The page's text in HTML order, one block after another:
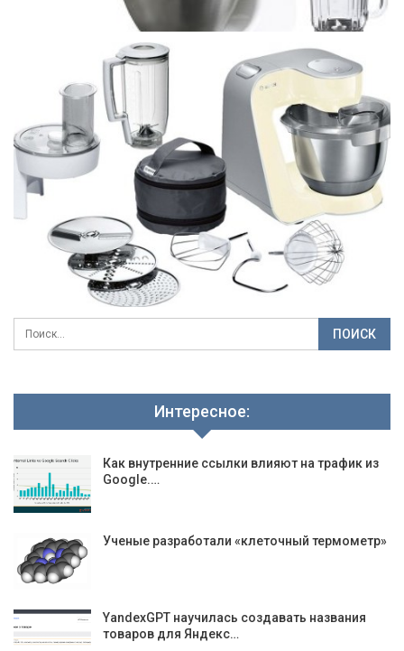
Интересное:
Как внутренние ссылки влияют на трафик из
Google.…
Ученые разработали «клеточный термометр»
YandexGPT научилась создавать названия
товаров для Яндекс…